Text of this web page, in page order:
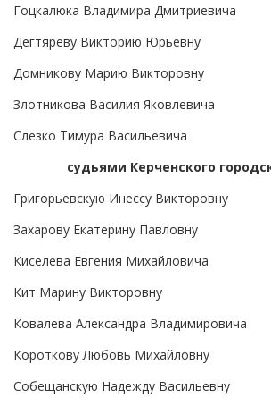
Гоцкалюка Владимира Дмитриевича
Дегтяреву Викторию Юрьевну
Домникову Марию Викторовну
Злотникова Василия Яковлевича
Слезко Тимура Васильевича
судьями Керченского
Григорьевскую Инессу Викторовну
Захарову Екатерину Павловну
Киселева Евгения Михайловича
Кит Марину Викторовну
Ковалева Александра Владимировича
Короткову Любовь Михайловну
Собещанскую Надежду Васильевну